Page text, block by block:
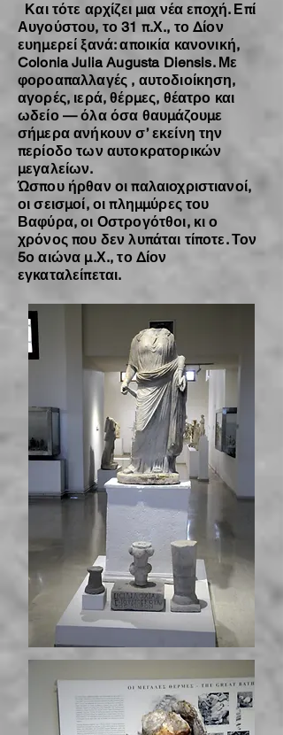
Και τότε αρχίζει μια νέα εποχή. Επί
Αυγούστου, το 31 π.Χ., το Δίον
ευημερεί ξανά: αποικία κανονική,
Colonia Julia Augusta Diensis. Με
φοροαπαλλαγές , αυτοδιοίκηση,
αγορές, ιερά, θέρμες, θέατρο και
ωδείο — όλα όσα θαυμάζουμε
σήμερα ανήκουν σ’ εκείνη την
περίοδο των αυτοκρατορικών
μεγαλείων.
Ώσπου ήρθαν οι παλαιοχριστιανοί,
οι σεισμοί, οι πλημμύρες του
Βαφύρα, οι Οστρογότθοι, κι ο
χρόνος που δεν λυπάται τίποτε. Τον
5ο αιώνα μ.Χ., το Δίον
εγκαταλείπεται.